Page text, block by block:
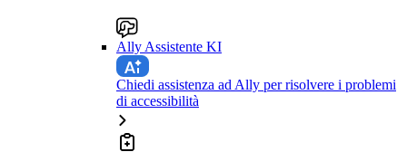
Ally Assistente KI
Chiedi assistenza ad Ally per risolvere i problemi
di accessibilità